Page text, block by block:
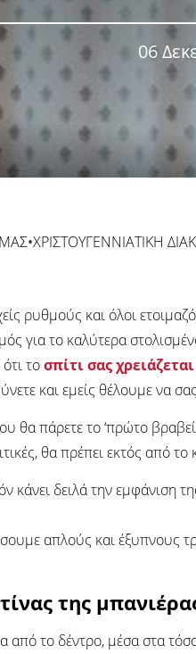
06
•ΧΡΙΣΤΟΥΓΕΝΝΙΆΤΙΚΗ
ρυθμούς και όλοι
για το καλύτερα
τοσπίτι σας
και εμείς θέλουμε να
θα πάρετε το ‘πρώτο
θα πρέπει εκτός από
κάνει δειλά την εμφάνιση
απλούς και έξυπνους
της
από το δέντρο, μέσα στα